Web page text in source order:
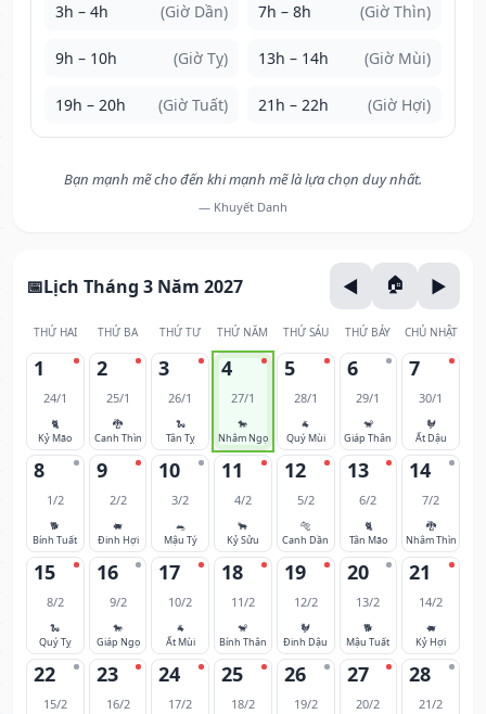
3h – 4h (Giờ Dần) 7h – 8h (Giờ Thìn)
9h – 10h (Giờ Tỵ) 13h – 14h (Giờ Mùi)
19h – 20h (Giờ Tuất) 21h – 22h (Giờ Hợi)
Bạn mạnh mẽ cho đến khi mạnh mẽ là lựa chọn duy nhất.
— Khuyết Danh
Lịch Tháng 3 Năm 2027
THỨ HAI THỨ BA THỨ TƯ THỨ NĂM THỨ SÁU THỨ BẢY CHỦ NHẬT
1
24/1
🐈
Kỷ Mão
2
25/1
🐉
Canh Thìn
3
26/1
🐍
Tân Tỵ
4
27/1
🐎
Nhâm Ngọ
5
28/1
🐐
Quý Mùi
6
29/1
🐒
Giáp Thân
7
30/1
🐓
Ất Dậu
8
1/2
🐕
Bính Tuất
9
2/2
🐖
Đinh Hợi
10
3/2
🐀
Mậu Tý
11
4/2
🐂
Kỷ Sửu
12
5/2
🐅
Canh Dần
13
6/2
🐈
Tân Mão
14
7/2
🐉
Nhâm Thìn
15
8/2
🐍
Quý Tỵ
16
9/2
🐎
Giáp Ngọ
17
10/2
🐐
Ất Mùi
18
11/2
🐒
Bính Thân
19
12/2
🐓
Đinh Dậu
20
13/2
🐕
Mậu Tuất
21
14/2
🐖
Kỷ Hợi
22
15/2
23
16/2
24
17/2
25
18/2
26
19/2
27
20/2
28
21/2